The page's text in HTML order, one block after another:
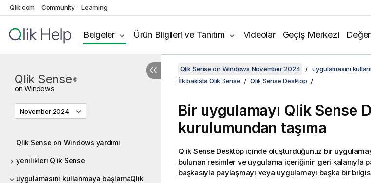
Qlik.com Community Learning
Belgeler Ürün Bilgileri ve Tanıtım Videolar Geçiş Merkezi
Qlik Sense ®
onWindows
November 2024
Qlik Sense on Windows yardımı
yenilikleri Qlik Sense
uygulamasını kullanmaya başlamaQlik
Qlik Sense on Windows November 2024
uygulamasını
İlk bakışta Qlik Sense
Qlik Sense Desktop
Bir uygulamayı Qlik Sense
kurulumundan taşıma
Qlik Sense Desktopiçinde oluşturduğunuz bir
bulunan resimler ve uygulama içeriğinin geri kalanıyla
başkasıyla paylaşmayı veya uygulamayı başka bir